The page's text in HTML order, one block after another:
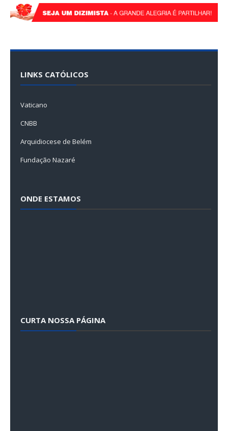
LINKS CATÓLICOS
Vaticano
CNBB
Arquidiocese de Belém
Fundação Nazaré
ONDE ESTAMOS
CURTA NOSSA PÁGINA